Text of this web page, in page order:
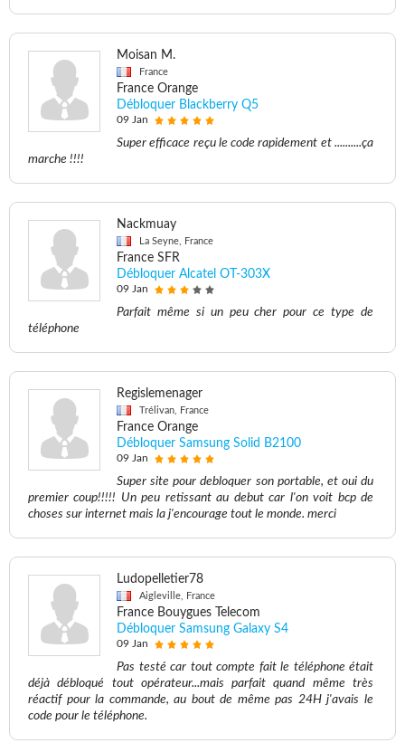
Moisan M.
France
France Orange
Débloquer Blackberry Q5
09 Jan
Super efficace reçu le code rapidement et ..........ça
marche !!!!
Nackmuay
La Seyne, France
France SFR
Débloquer Alcatel OT-303X
09 Jan
Parfait même si un peu cher pour ce type de
téléphone
Regislemenager
Trélivan, France
France Orange
Débloquer Samsung Solid B2100
09 Jan
Super site pour debloquer son portable, et oui du
premier coup!!!!! Un peu retissant au debut car l'on voit bcp de
choses sur internet mais la j'encourage tout le monde. merci
Ludopelletier78
Aigleville, France
France Bouygues Telecom
Débloquer Samsung Galaxy S4
09 Jan
Pas testé car tout compte fait le téléphone était
déjà débloqué tout opérateur...mais parfait quand même très
réactif pour la commande, au bout de même pas 24H j'avais le
code pour le téléphone.